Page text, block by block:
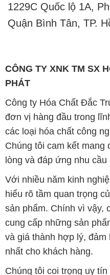
1229C Quốc lộ 1A,
Quận Bình Tân, TP.
CÔNG TY XNK TM SX
PHÁT
Công ty Hóa Chất Đắc
đơn vị hàng đầu trong
các loại hóa chất công
Chúng tôi cam kết mang
lòng và đáp ứng nhu
Với nhiều năm kinh
hiểu rõ tầm quan trọng
sản phẩm. Chính vì vậy,
cung cấp những sản
và giá thành hợp lý,
nhất cho khách hàng.
Chúng tôi coi trọng uy